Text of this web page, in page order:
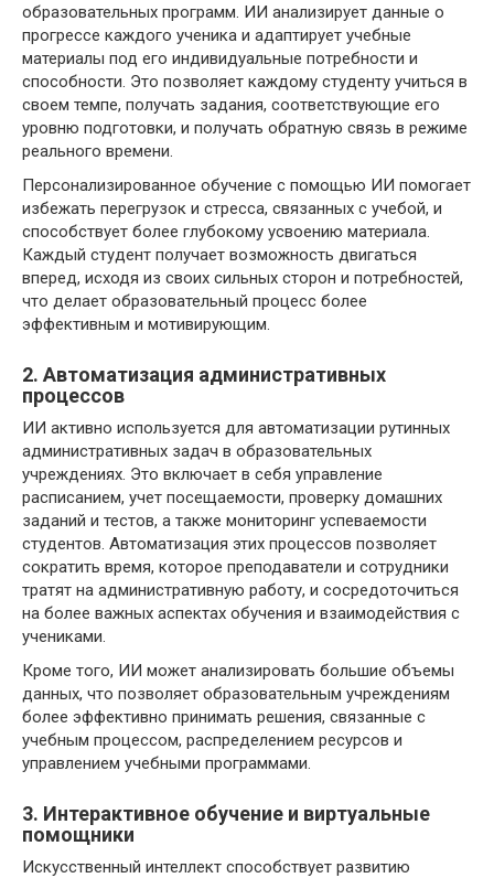
образовательных программ. ИИ анализирует данные о
прогрессе каждого ученика и адаптирует учебные
материалы под его индивидуальные потребности и
способности. Это позволяет каждому студенту учиться в
своем темпе, получать задания, соответствующие его
уровню подготовки, и получать обратную связь в режиме
реального времени.
Персонализированное обучение с помощью ИИ помогает
избежать перегрузок и стресса, связанных с учебой, и
способствует более глубокому усвоению материала.
Каждый студент получает возможность двигаться
вперед, исходя из своих сильных сторон и потребностей,
что делает образовательный процесс более
эффективным и мотивирующим.
2. Автоматизация административных
процессов
ИИ активно используется для автоматизации рутинных
административных задач в образовательных
учреждениях. Это включает в себя управление
расписанием, учет посещаемости, проверку домашних
заданий и тестов, а также мониторинг успеваемости
студентов. Автоматизация этих процессов позволяет
сократить время, которое преподаватели и сотрудники
тратят на административную работу, и сосредоточиться
на более важных аспектах обучения и взаимодействия с
учениками.
Кроме того, ИИ может анализировать большие объемы
данных, что позволяет образовательным учреждениям
более эффективно принимать решения, связанные с
учебным процессом, распределением ресурсов и
управлением учебными программами.
3. Интерактивное обучение и виртуальные
помощники
Искусственный интеллект способствует развитию